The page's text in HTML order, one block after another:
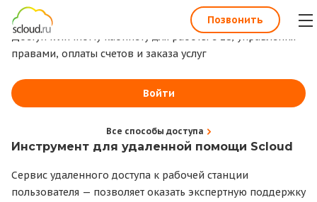
1С всегда под рукой
Доступ к личному кабинету для работы с 1С, управления
правами, оплаты счетов и заказа услуг
Войти
Все способы доступа
Инструмент для удаленной помощи Scloud
Сервис удаленного доступа к рабочей станции
пользователя — позволяет оказать экспертную поддержку
Позвонить